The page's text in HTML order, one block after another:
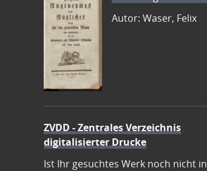
Autor: Waser, Felix
ZVDD - Zentrales Verzeichnis
digitalisierter Drucke
Ist Ihr gesuchtes Werk noch nicht in